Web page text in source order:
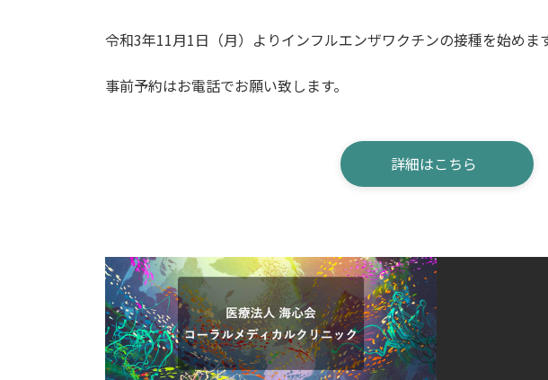
令和3年11月1日（月）よりインフルエンザワクチンの接種を始めます
事前予約はお電話でお願い致します。
詳細はこちら